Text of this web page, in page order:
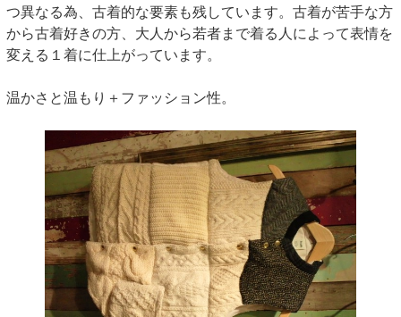
つ異なる為、古着的な要素も残しています。古着が苦手な方
から古着好きの方、大人から若者まで着る人によって表情を
変える１着に仕上がっています。
温かさと温もり＋ファッション性。